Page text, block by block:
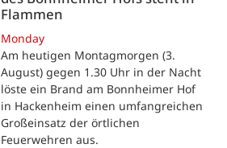
Flammen
Monday
Am heutigen Montagmorgen (3.
August) gegen 1.30 Uhr in der Nacht
löste ein Brand am Bonnheimer Hof
in Hackenheim einen umfangreichen
Großeinsatz der örtlichen
Feuerwehren aus.